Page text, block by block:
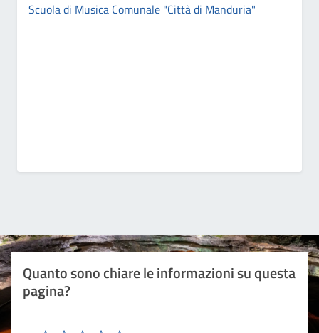
Scuola di Musica Comunale "Città di Manduria"
Quanto sono chiare le informazioni su questa
pagina?